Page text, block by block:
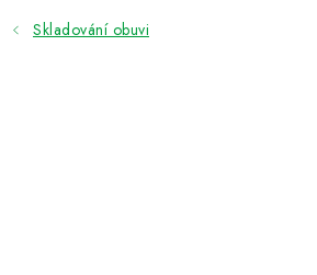
Skladování obuvi